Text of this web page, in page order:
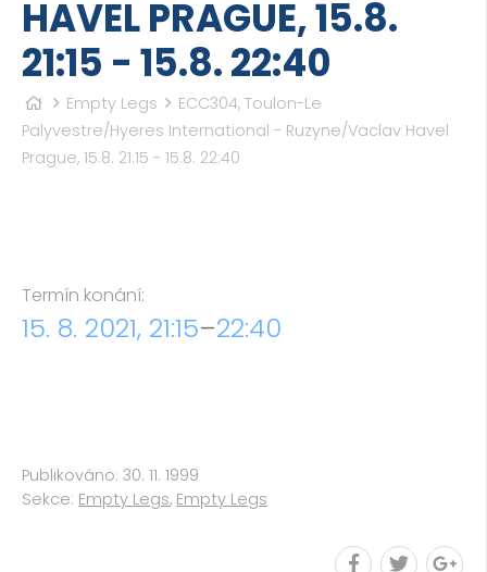
HAVEL PRAGUE, 15.8.
21:15 - 15.8. 22:40
Empty Legs
ECC304, Toulon-Le
Palyvestre/Hyeres International - Ruzyne/Vaclav Havel
Prague, 15.8. 21:15 - 15.8. 22:40
Termín konání:
15. 8. 2021, 21:15–22:40
Publikováno: 30. 11. 1999
Sekce: Empty Legs, Empty Legs